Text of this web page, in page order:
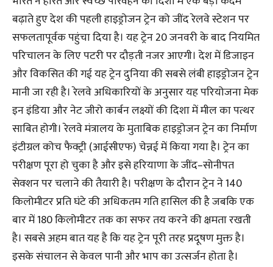
बढ़ाते हुए देश की पहली हाइड्रोजन ट्रेन को जींद रेलवे स्टेशन पर
सफलतापूर्वक पहुंचा दिया है। यह ट्रेन 20 जनवरी के बाद नियमित
परिचालन के लिए पटरी पर दौड़ती नजर आएगी। देश में डिजाइन
और विकसित की गई यह ट्रेन दुनिया की सबसे लंबी हाइड्रोजन ट्रेन
मानी जा रही है। रेलवे अधिकारियों के अनुसार यह परियोजना मेक
इन इंडिया और नेट जीरो कार्बन लक्ष्यों की दिशा में मील का पत्थर
साबित होगी। रेलवे मंत्रालय के मुताबिक हाइड्रोजन ट्रेन का निर्माण
इंटीग्रल कोच फैक्ट्री (आईसीएफ) चेन्नई में किया गया है। ट्रेन का
परीक्षण पूरा हो चुका है और इसे हरियाणा के जींद–सोनीपत
सेक्शन पर चलाने की तैयारी है। परीक्षण के दौरान ट्रेन ने 140
किलोमीटर प्रति घंटे की अधिकतम गति हासिल की है जबकि एक
बार में 180 किलोमीटर तक का सफर तय करने की क्षमता रखती
है। सबसे अहम बात यह है कि यह ट्रेन पूरी तरह प्रदूषण मुक्त है।
इसके संचालन से केवल पानी और भाप का उत्सर्जन होता है।